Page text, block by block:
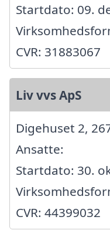
Startdato: 09.
CVR: 31883067
Liv vvs ApS
Digehuset 2,
Ansatte:
Startdato: 30.
CVR: 44399032